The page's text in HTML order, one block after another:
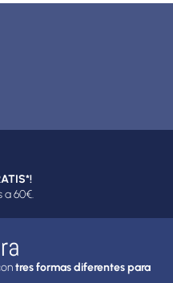
a 60€.
tres formas diferentes para